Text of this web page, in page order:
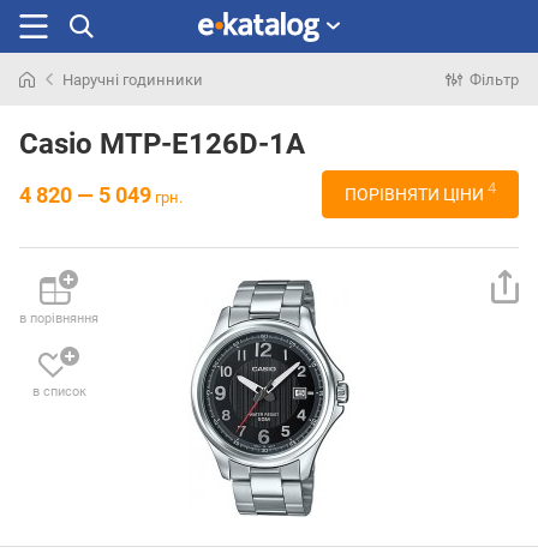
раніше
Наручні годинники Фільтр
Casio MTP-E126D-1A
4 820 — 5 049 грн. ПОРІВНЯТИ ЦІНИ 4
в порівняння
в список